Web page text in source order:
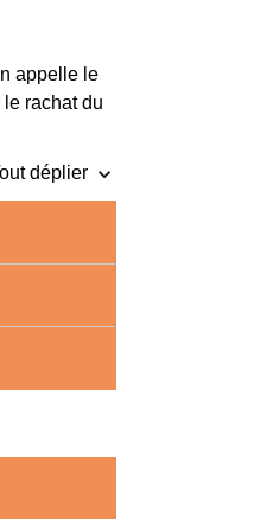
appelle le
rachat du
déplier keyboard_arrow_down